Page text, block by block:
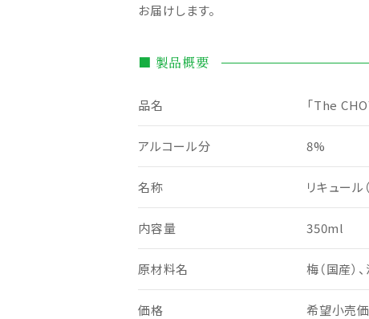
お届けします。
■ 製品概要
品名 「The
アルコール分 8%
名称 リキュー
内容量 350ml
原材料名 梅（国産）
価格 希望小売価